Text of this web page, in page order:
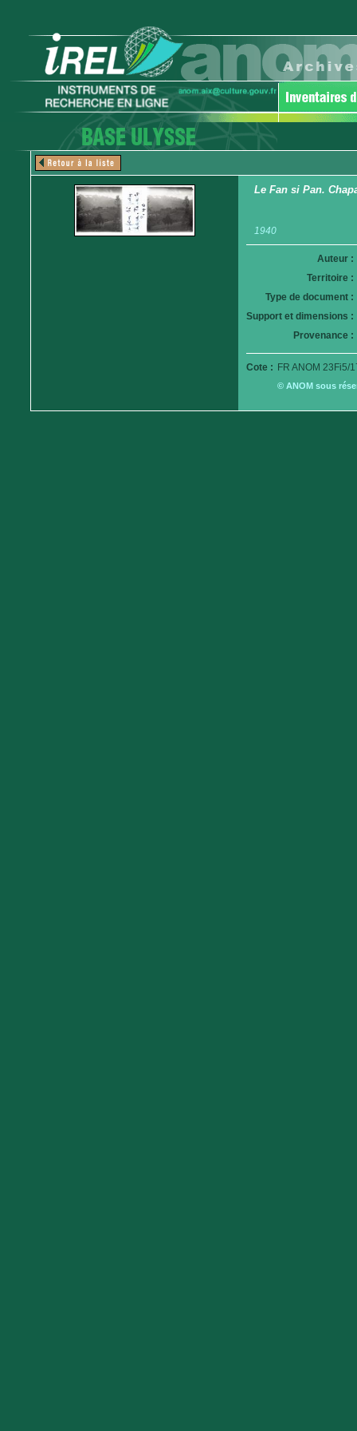
Le Fan si Pan.
1940
Auteur :
Territoire :
Type de document :
Support et dimensions :
Provenance :
Cote : FR ANOM 23Fi5/
© ANOM sous